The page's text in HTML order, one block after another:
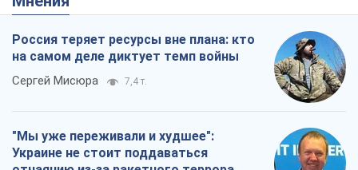
Россия теряет ресурсы вне плана: кто
на самом деле диктует темп войны
Сергей Мисюра 7,4 т.
"Мы уже переживали и худшее":
Украине не стоит поддаваться